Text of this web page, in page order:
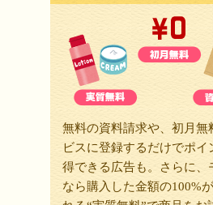
無料の資料請求や、初月無
ビスに登録するだけでポイ
得できる広告も。さらに、
なら購入した金額の100%